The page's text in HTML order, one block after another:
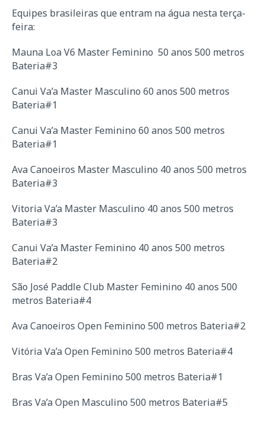
Equipes brasileiras que entram na água nesta terça-
feira:
Mauna Loa V6 Master Feminino 50 anos 500 metros
Bateria#3
Canui Va’a Master Masculino 60 anos 500 metros
Bateria#1
Canui Va’a Master Feminino 60 anos 500 metros
Bateria#1
Ava Canoeiros Master Masculino 40 anos 500 metros
Bateria#3
Vitoria Va’a Master Masculino 40 anos 500 metros
Bateria#3
Canui Va’a Master Feminino 40 anos 500 metros
Bateria#2
São José Paddle Club Master Feminino 40 anos 500
metros Bateria#4
Ava Canoeiros Open Feminino 500 metros Bateria#2
Vitória Va’a Open Feminino 500 metros Bateria#4
Bras Va’a Open Feminino 500 metros Bateria#1
Bras Va’a Open Masculino 500 metros Bateria#5